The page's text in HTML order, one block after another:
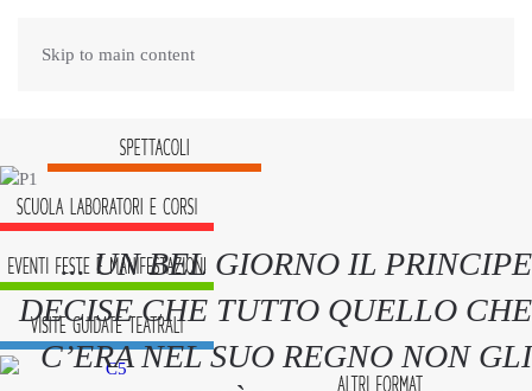
Skip to main content
... UN BEL GIORNO IL PRINCIPE
DECISE CHE TUTTO QUELLO CHE
C’ERA NEL SUO REGNO NON GLI